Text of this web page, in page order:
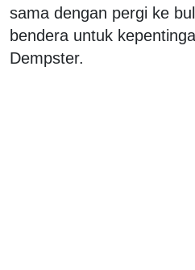
sama dengan pergi ke
bendera untuk
Dempster.